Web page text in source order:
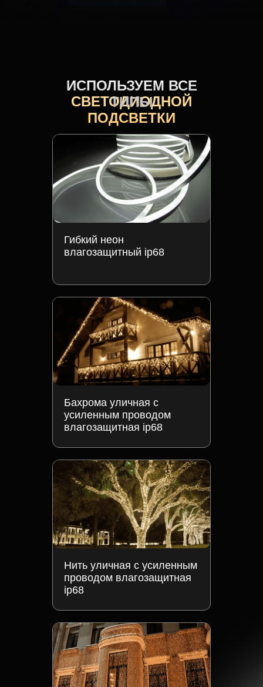
Гибкий неон
влагозащитный ip68
Бахрома уличная с
усиленным проводом
влагозащитная ip68
Нить уличная с усиленным
проводом влагозащитная
ip68
СВЕТОДИОДНОЙ
ПОДСВЕТКИ
ИСПОЛЬЗУЕМ ВСЕ
ТИПЫ